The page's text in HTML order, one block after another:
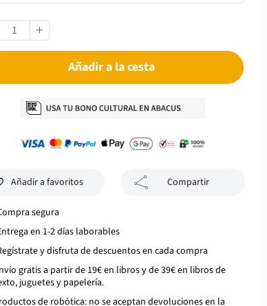
Añadir a la cesta
Añadir a favoritos Compartir
segura
en 1-2 días laborables
y disfruta de descuentos en cada compra
gratis a partir de 19€ en libros y de 39€ en libros de
juguetes y papelería.
de robótica: no se aceptan devoluciones en la